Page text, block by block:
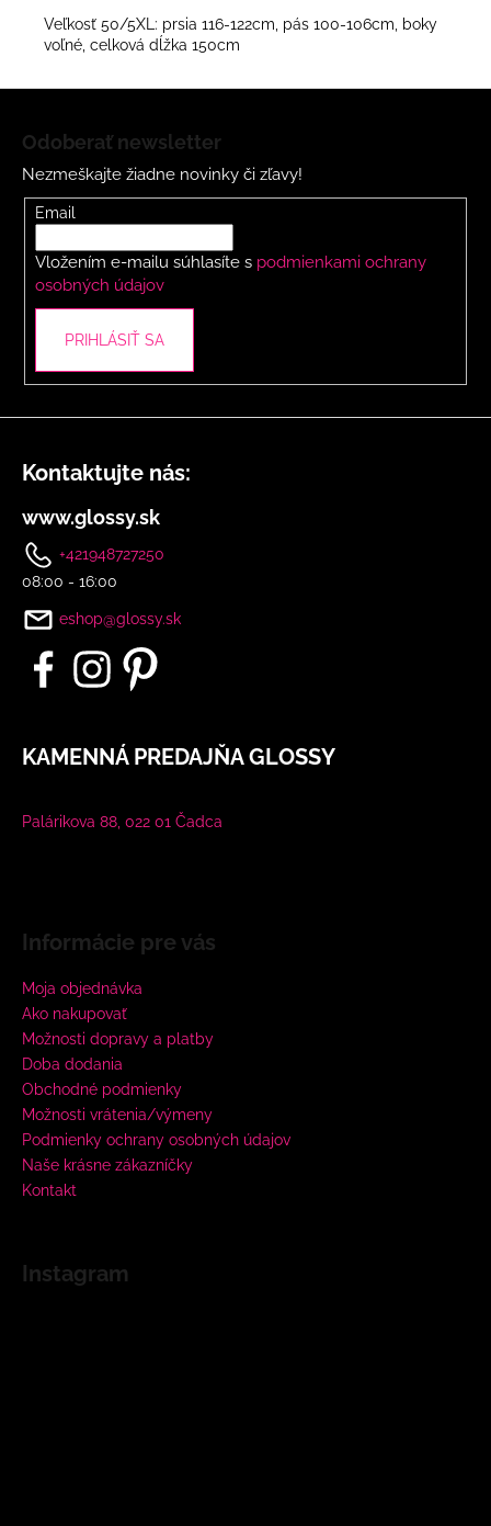
Veľkosť 50/5XL: prsia 116-122cm, pás 100-106cm, boky
voľné, celková dĺžka 150cm
Odoberať newsletter
Nezmeškajte žiadne novinky či zľavy!
Email
Vložením e-mailu súhlasíte s podmienkami ochrany
osobných údajov
PRIHLÁSIŤ SA
Kontaktujte nás:
www.glossy.sk
+421948727250
08:00 - 16:00
eshop@glossy.sk
KAMENNÁ PREDAJŇA GLOSSY
Palárikova 88, 022 01 Čadca
Informácie pre vás
Moja objednávka
Ako nakupovať
Možnosti dopravy a platby
Doba dodania
Obchodné podmienky
Možnosti vrátenia/výmeny
Podmienky ochrany osobných údajov
Naše krásne zákazníčky
Kontakt
Instagram